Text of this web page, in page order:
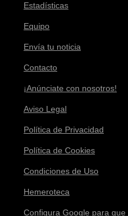
Estadísticas
Equipo
Envía tu noticia
Contacto
¡Anúnciate con nosotros!
Aviso Legal
Política de Privacidad
Política de Cookies
Condiciones de Uso
Hemeroteca
Configura Google para